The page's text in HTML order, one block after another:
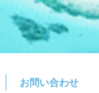
お問い合わせ